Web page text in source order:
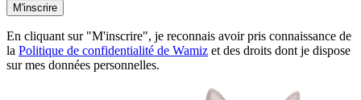
M'inscrire
En cliquant sur "M'inscrire", je reconnais avoir pris connaissance de
la Politique de confidentialité de Wamiz et des droits dont je dispose
sur mes données personnelles.